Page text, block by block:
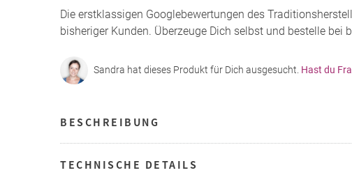
Die erstklassigen Googlebewertungen des
bisheriger Kunden. Überzeuge Dich selbst und bestelle bei
Sandra hat dieses Produkt für Dich ausgesucht. Hast du
BESCHREIBUNG
TECHNISCHE DETAILS